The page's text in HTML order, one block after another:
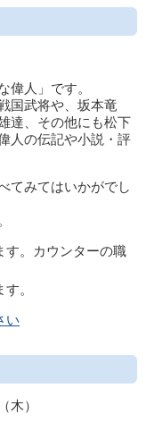
偉人」です。
国武将や、坂本竜
達、その他にも松下
人の伝記や小説・評
てみてはいかがでし
す。カウンターの職
。
い
木）